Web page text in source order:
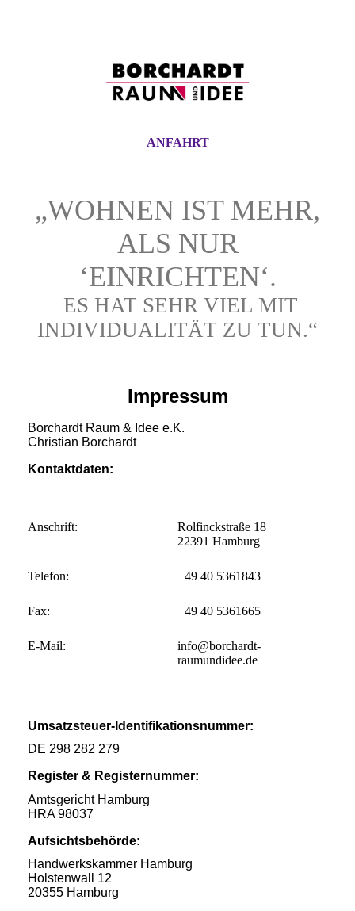
ANFAHRT
„WOHNEN IST MEHR,
ALS NUR
‘EINRICHTEN‘.
ES HAT SEHR VIEL MIT
INDIVIDUALITÄT ZU TUN.“
Impressum
Borchardt Raum & Idee e.K.
Christian Borchardt
Kontaktdaten:
Anschrift:
Rolfinckstraße 18
22391 Hamburg
Telefon: +49 40 5361843
Fax: +49 40 5361665
E-Mail:
info@borchardt-
raumundidee.de
Umsatzsteuer-Identifikationsnummer:
DE 298 282 279
Register & Registernummer:
Amtsgericht Hamburg
HRA 98037
Aufsichtsbehörde:
Handwerkskammer Hamburg
Holstenwall 12
20355 Hamburg